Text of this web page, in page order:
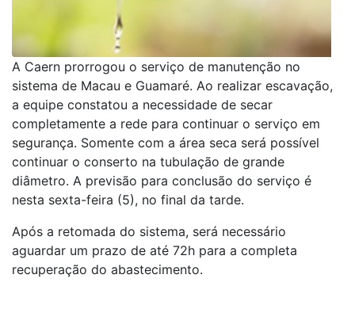
A Caern prorrogou o serviço de manutenção no
sistema de Macau e Guamaré. Ao realizar escavação,
a equipe constatou a necessidade de secar
completamente a rede para continuar o serviço em
segurança. Somente com a área seca será possível
continuar o conserto na tubulação de grande
diâmetro. A previsão para conclusão do serviço é
nesta sexta-feira (5), no final da tarde.
Após a retomada do sistema, será necessário
aguardar um prazo de até 72h para a completa
recuperação do abastecimento.